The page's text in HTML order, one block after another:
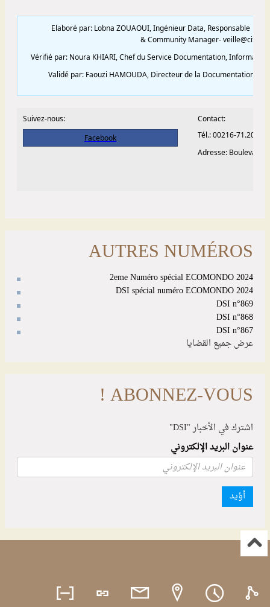
AUTRES NUMÉROS
2eme Numéro spécial ECOMONDO 2024
DSI spécial numéro ECOMONDO 2024
DSI n°869
DSI n°868
DSI n°867
عرض جميع القضايا
ABONNEZ-VOUS !
اشترك في الأخبار "DSI"
عنوان البريد الإلكتروني
أؤيد